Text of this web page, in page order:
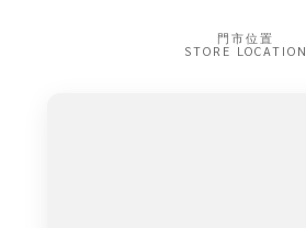
門市位置
STORE LOCATION